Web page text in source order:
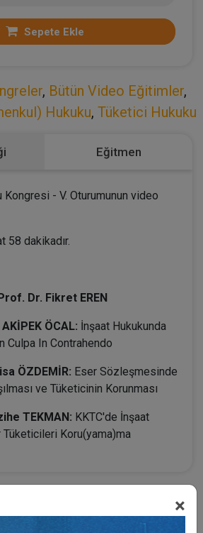
×
Sepete Ekle
, Bütün Video Eğitimler,
Hukuku, Tüketici Hukuku
Eğitmen
Kongresi - V. Oturumunun video
58 dakikadır.
Dr. Fikret EREN
ÖCAL: İnşaat Hukukunda
Culpa In Contrahendo
ÖZDEMİR: Eser Sözleşmesinde
ve Tüketicinin Korunması
TEKMAN: KKTC'de İnşaat
Koru(yama)ma